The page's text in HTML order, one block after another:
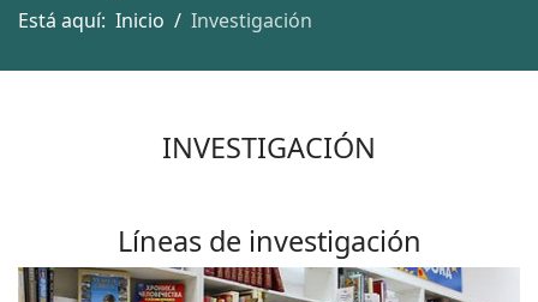
Está aquí: Inicio Investigación
INVESTIGACIÓN
Líneas de investigación